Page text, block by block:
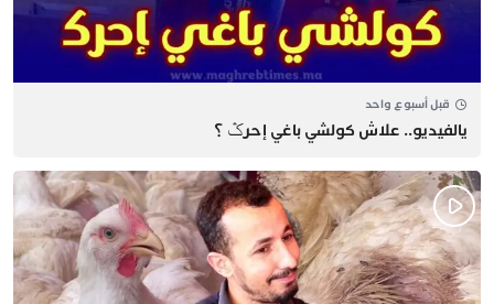
قبل أسبوع واحد
يالفيديو.. علاش كولشي باغي إحرݣ ؟